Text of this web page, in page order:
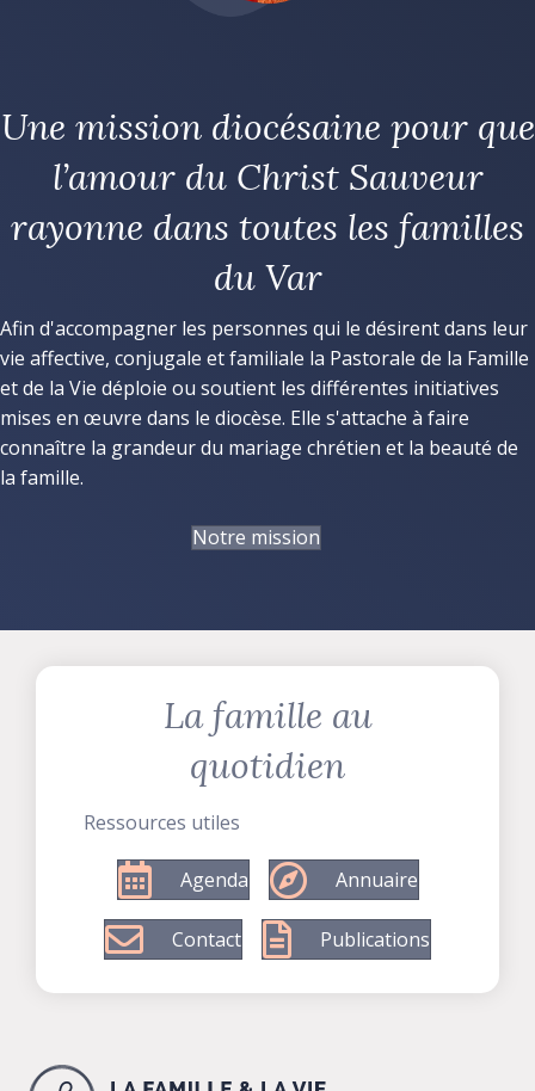
Une mission diocésaine pour que
l’amour du Christ Sauveur
rayonne dans toutes les familles
du Var
Afin d'accompagner les personnes qui le désirent dans leur
vie affective, conjugale et familiale la Pastorale de la Famille
et de la Vie déploie ou soutient les différentes initiatives
mises en œuvre dans le diocèse. Elle s'attache à faire
connaître la grandeur du mariage chrétien et la beauté de
la famille.
Notre mission
La famille au
quotidien
Ressources utiles
Agenda Annuaire
Contact Publications